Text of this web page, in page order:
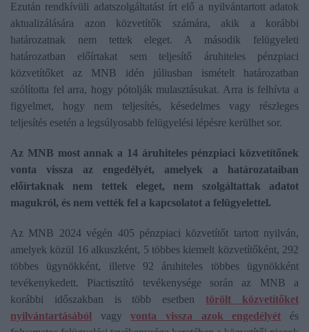
Ezután rendkívüli adatszolgáltatást írt elő a nyilvántartott adatok
aktualizálására azon közvetítők számára, akik a korábbi
határozatnak nem tettek eleget. A második felügyeleti
határozatban előírtakat sem teljesítő áruhiteles pénzpiaci
közvetítőket az MNB idén júliusban ismételt határozatban
szólította fel arra, hogy pótolják mulasztásukat. Arra is felhívta a
figyelmet, hogy nem teljesítés, késedelmes vagy részleges
teljesítés esetén a legsúlyosabb felügyelési lépésre kerülhet sor.
Az MNB most annak a 14 áruhiteles pénzpiaci közvetítőnek
vonta vissza az engedélyét, amelyek a határozataiban
előírtaknak nem tettek eleget, nem szolgáltattak adatot
magukról, és nem vették fel a kapcsolatot a felügyelettel.
Az MNB 2024 végén 405 pénzpiaci közvetítőt tartott nyilván,
amelyek közül 16 alkuszként, 5 többes kiemelt közvetítőként, 292
többes ügynökként, illetve 92 áruhiteles többes ügynökként
tevékenykedett. Piactisztító tevékenysége során az MNB a
korábbi időszakban is több esetben törölt közvetítőket
nyilvántartásából vagyvonta vissza azok engedélyét és